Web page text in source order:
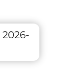
2026-